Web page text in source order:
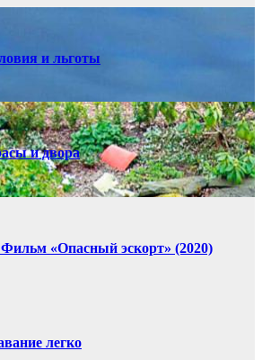
и льготы
и двора
«Опасный эскорт» (2020)
легко